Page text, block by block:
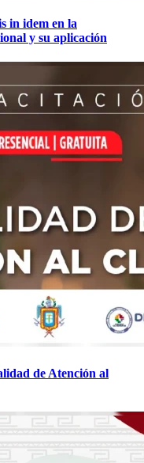
in idem en la
y su aplicación
de Atención al